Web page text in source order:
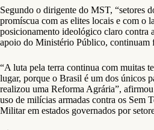
Segundo o dirigente do MST, “setores
promíscua com as elites locais e com o
posicionamento ideológico claro contra
apoio do Ministério Público, continuam
“A luta pela terra continua com muitas
lugar, porque o Brasil é um dos únicos
realizou uma Reforma Agrária”,
uso de milícias armadas contra os Sem
Militar em estados governados por